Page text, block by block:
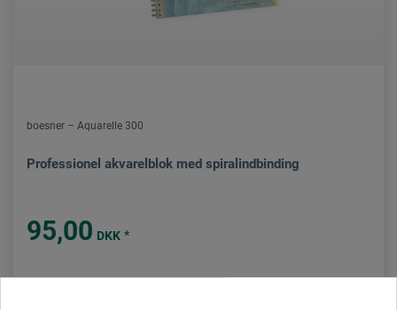
boesner – Aquarelle 300
Professionel akvarelblok med spiralindbinding
95,00 DKK *